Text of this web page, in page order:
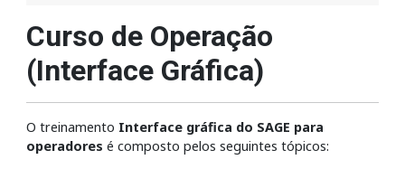
Curso de Operação
(Interface Gráfica)
O treinamento Interface gráfica do SAGE para
operadores é composto pelos seguintes tópicos: